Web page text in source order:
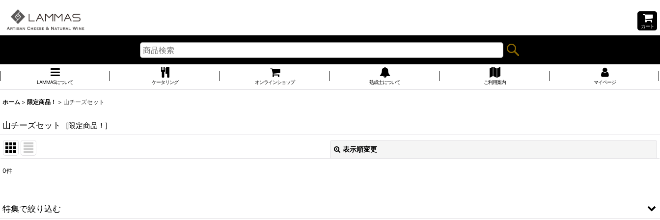
カート
LAMMASについて ケータリング オンラインショップ 熟成士について ご利用案内 マイページ
ホーム > 限定商品！ > 山チーズセット
山チーズセット [限定商品！ ]
表示順変更
並び順:
0件
特集で絞り込む